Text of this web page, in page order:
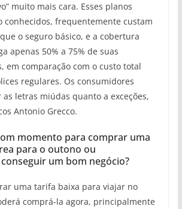
muito mais cara. Esses planos
conhecidos, frequentemente custam
o seguro básico, e a cobertura
apenas 50% a 75% de suas
em comparação com o custo total
regulares. Os consumidores
letras miúdas quanto a exceções,
Antonio Grecco.
momento para comprar uma
para o outono ou
um bom negócio?
uma tarifa baixa para viajar no
comprá-la agora, principalmente